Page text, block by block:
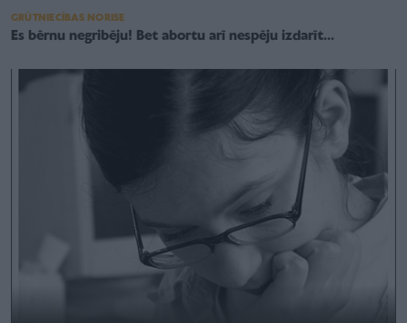
GRŪTNIECĪBAS NORISE
Es bērnu negribēju! Bet abortu arī nespēju izdarīt...